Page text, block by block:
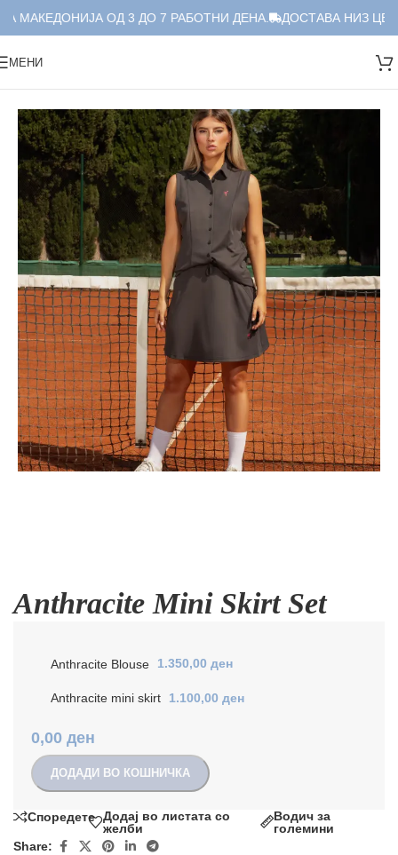
МАКЕДОНИЈА ОД 3 ДО 7 РАБОТНИ ДЕНА. ДОСТАВА НИЗ
МЕНИ
Anthracite Mini Skirt Set
Anthracite Blouse 1.350,00 ден
Anthracite mini skirt 1.100,00 ден
0,00 ден
ДОДАДИ ВО КОШНИЧКА
Споредете Додај во листата со
желби
Водич за
големини
Share: